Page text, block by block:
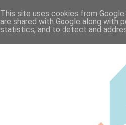
This site uses cookies from
are shared with Google along with
statistics, and to detect and